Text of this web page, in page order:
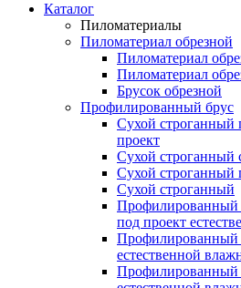
Каталог
Пиломатериалы
Пиломатериал обрезной
Пиломатериал
Пиломатериал
Брусок обрезной
Профилированный брус
Сухой
проект
Сухой строганный
Сухой строганный
Сухой строганный
Профилированный
под проект
Профилированный
естественной
Профилированный